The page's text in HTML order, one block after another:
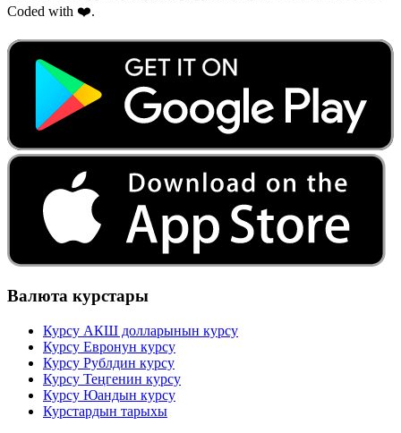
Coded with ❤️.
Валюта курстары
Курсу АКШ долларынын курсу
Курсу Евронун курсу
Курсу Рублдин курсу
Курсу Теңгенин курсу
Курсу Юандын курсу
Курстардын тарыхы